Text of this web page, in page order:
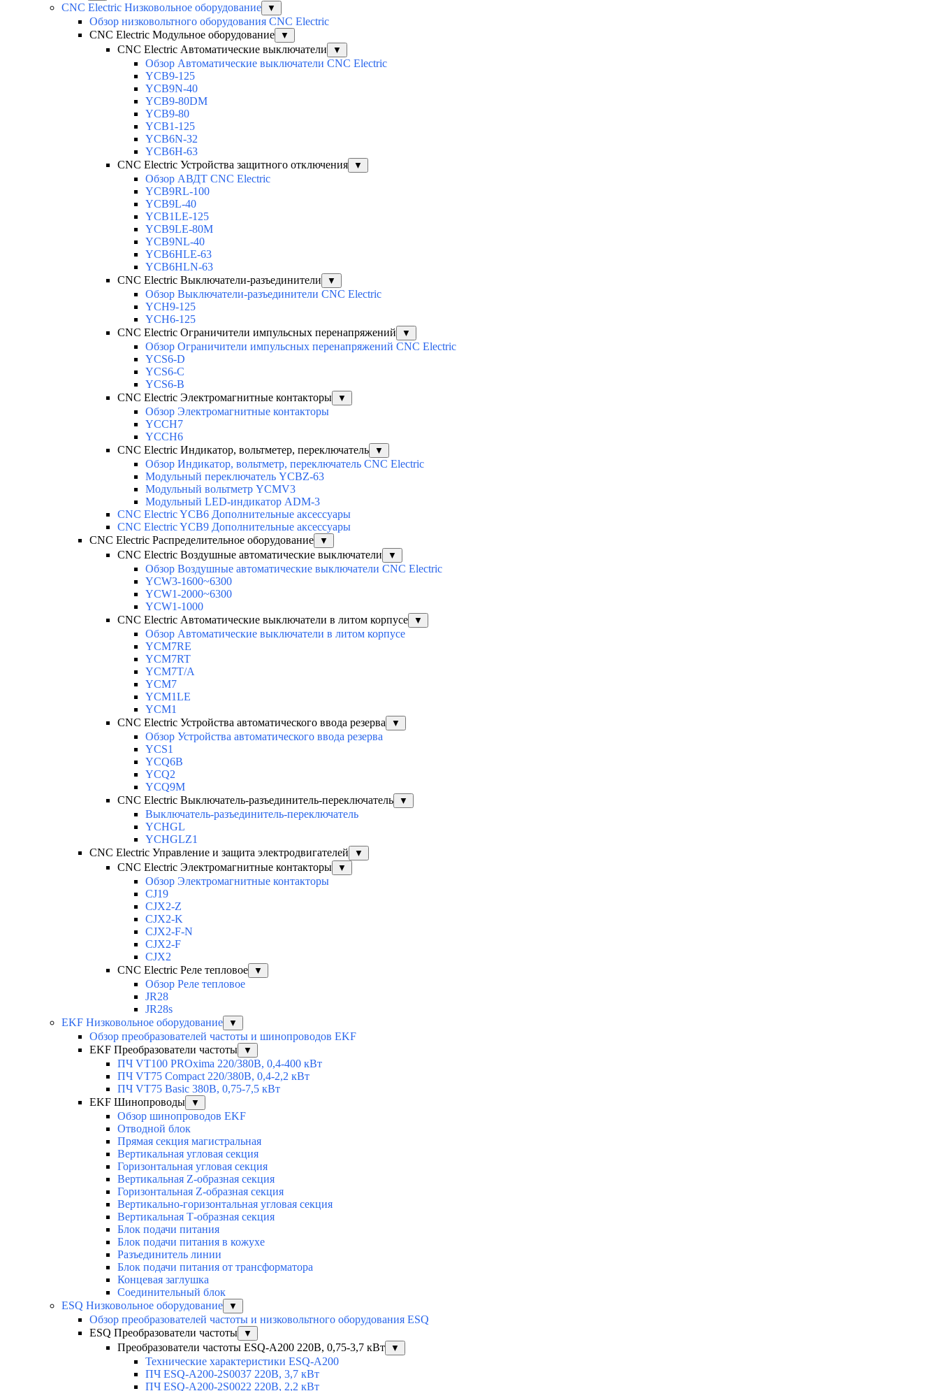
CNC Electric Низковольное оборудование ▼
Обзор низковольтного оборудования CNC Electric
CNC Electric Модульное оборудование
▼
CNC Electric Автоматические выключатели ▼
Обзор Автоматические выключатели CNC Electric
YCB9-125
YCB9N-40
YCB9-80DM
YCB9-80
YCB1-125
YCB6N-32
YCB6H-63
CNC Electric Устройства защитного отключения
▼
Обзор АВДТ CNC Electric
YCB9RL-100
YCB9L-40
YCB1LE-125
YCB9LE-80M
YCB9NL-40
YCB6HLE-63
YCB6HLN-63
CNC Electric Выключатели-разъединители
▼
Обзор Выключатели-разъединители CNC Electric
YCH9-125
YCH6-125
CNC Electric Ограничители импульсных перенапряжений
▼
Обзор Ограничители импульсных перенапряжений CNC Electric
YCS6-D
YCS6-C
YCS6-B
CNC Electric Электромагнитные контакторы
▼
Обзор Электромагнитные контакторы
YCCH7
YCCH6
CNC Electric Индикатор, вольтметер, переключатель
▼
Обзор Индикатор, вольтметр, переключатель CNC Electric
Модульный переключатель YCBZ-63
Модульный вольтметр YCMV3
Модульный LED-индикатор ADM-3
CNC Electric YCB6 Дополнительные аксессуары
CNC Electric YCB9 Дополнительные аксессуары
CNC Electric Распределительное оборудование
▼
CNC Electric Воздушные автоматические выключатели ▼
Обзор Воздушные автоматические выключатели CNC Electric
YCW3-1600~6300
YCW1-2000~6300
YCW1-1000
CNC Electric Автоматические выключатели в литом корпусе
▼
Обзор Автоматические выключатели в литом корпусе
YCM7RE
YCM7RT
YCM7T/A
YCM7
YCM1LE
YCM1
CNC Electric Устройства автоматического ввода резерва
▼
Обзор Устройства автоматического ввода резерва
YCS1
YCQ6B
YCQ2
YCQ9M
CNC Electric Выключатель-разъединитель-переключатель
▼
Выключатель-разъединитель-переключатель
YCHGL
YCHGLZ1
CNC Electric Управление и защита электродвигателей
▼
CNC Electric Электромагнитные контакторы ▼
Обзор Электромагнитные контакторы
CJ19
CJX2-Z
CJX2-K
CJX2-F-N
CJX2-F
CJX2
CNC Electric Реле тепловое
▼
Обзор Реле тепловое
JR28
JR28s
EKF Низковольное оборудование
▼
Обзор преобразователей частоты и шинопроводов EKF
EKF Преобразователи частоты
▼
ПЧ VT100 PROxima 220/380В, 0,4-400 кВт
ПЧ VT75 Compact 220/380В, 0,4-2,2 кВт
ПЧ VT75 Basic 380В, 0,75-7,5 кВт
EKF Шинопроводы
▼
Обзор шинопроводов EKF
Отводной блок
Прямая секция магистральная
Вертикальная угловая секция
Горизонтальная угловая секция
Вертикальная Z-образная секция
Горизонтальная Z-образная секция
Вертикально-горизонтальная угловая секция
Вертикальная Т-образная секция
Блок подачи питания
Блок подачи питания в кожухе
Разъединитель линии
Блок подачи питания от трансформатора
Концевая заглушка
Соединительный блок
ESQ Низковольное оборудование
▼
Обзор преобразователей частоты и низковольтного оборудования ESQ
ESQ Преобразователи частоты
▼
Преобразователи частоты ESQ-A200 220В, 0,75-3,7 кВт ▼
Технические характеристики ESQ-A200
ПЧ ESQ-A200-2S0037 220В, 3,7 кВт
ПЧ ESQ-A200-2S0022 220В, 2,2 кВт